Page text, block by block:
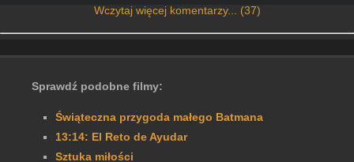
Wczytaj więcej komentarzy... (37)
Sprawdź podobne filmy:
Świąteczna przygoda małego Batmana
13:14: El Reto de Ayudar
Sztuka miłości